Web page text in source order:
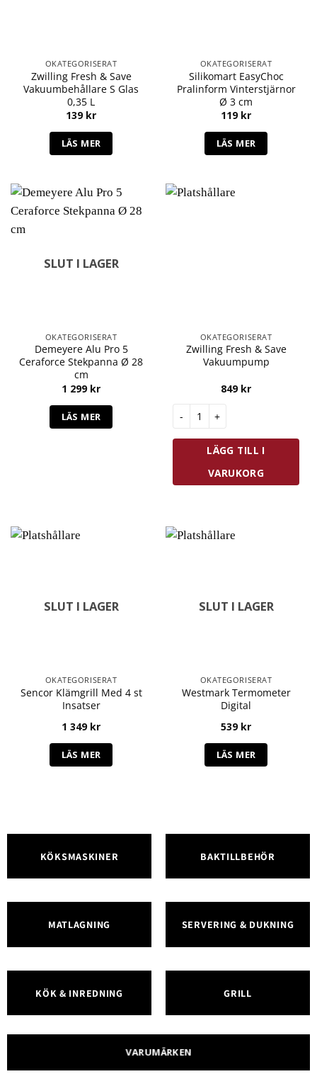
OKATEGORISERAT
Zwilling Fresh & Save
Vakuumbehållare S Glas
0,35 L
139 kr
LÄS MER
OKATEGORISERAT
Silikomart EasyChoc
Pralinform Vinterstjärnor
Ø 3 cm
119 kr
LÄS MER
SLUT I LAGER
OKATEGORISERAT
Demeyere Alu Pro 5
Ceraforce Stekpanna Ø 28
cm
1 299 kr
LÄS MER
OKATEGORISERAT
Zwilling Fresh & Save
Vakuumpump
849 kr
Zwilling Fresh & Save
LÄGG TILL I
VARUKORG
SLUT I LAGER
OKATEGORISERAT
Sencor Klämgrill Med 4 st
Insatser
1 349 kr
LÄS MER
SLUT I LAGER
OKATEGORISERAT
Westmark Termometer
Digital
539 kr
LÄS MER
KÖKSMASKINER BAKTILLBEHÖR
MATLAGNING SERVERING & DUKNING
KÖK & INREDNING GRILL
VARUMÄRKEN